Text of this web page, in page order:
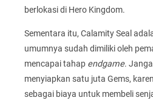
berlokasi di Hero Kingdom.
Sementara itu, Calamity Seal
umumnya sudah dimiliki oleh
mencapai tahap endgame.
menyiapkan satu juta Gems,
sebagai biaya untuk membeli